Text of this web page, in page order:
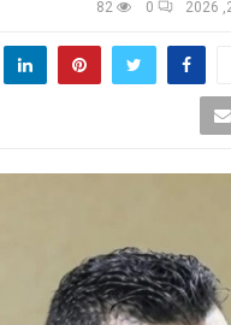
0
82